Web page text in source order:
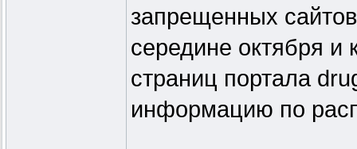
запрещенных
середине октября и
страниц портала
информацию по